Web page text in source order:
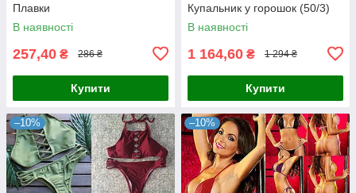
Плавки
В наявності
257,40 ₴ 286 ₴
Купити
Купальник у горошок (50/3)
В наявності
1 164,60 ₴ 1 294 ₴
Купити
–10% –10%